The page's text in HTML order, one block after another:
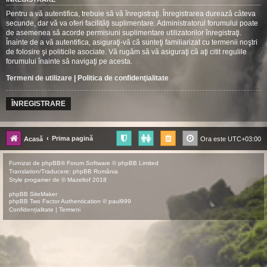
Pentru a vă autentifica, trebuie să vă înregistraţi. Înregistrarea durează câteva
secunde, dar vă va oferi facilităţi suplimentare. Administratorul forumului poate
de asemenea să acorde permisiuni suplimentare utilizatorilor înregistraţi.
Înainte de a vă autentifica, asiguraţi-vă că sunteţi familiarizat cu termenii noştri
de folosire şi politicile asociate. Vă rugăm să vă asiguraţi că aţi citit regulile
forumului înainte să navigaţi pe acesta.
Termeni de utilizare | Politica de confidenţialitate
ÎNREGISTRARE
Acasă Prima pagină Ora este UTC+03:00
Furnizat de phpBB® Forum Software © phpBB Limited
Translation/Traducere: phpBB România
Style progamer de © Mazeltof 2018
phpBB SiteMaker
phpBB Two Factor Authentication © paul999
Confidențialitate | Termeni